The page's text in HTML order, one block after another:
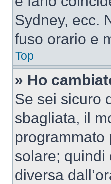
Sydney, ecc.
fuso orario e
Top
» Ho
Se sei sicuro
sbagliata, il
programmato
solare; quindi
diversa